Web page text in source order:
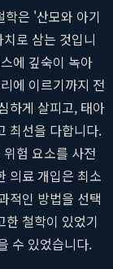
은 '산모와 아기
로 삼는 것입니
에 깊숙이 녹아
에 이르기까지 전
하게 살피고, 태아
최선을 다합니다.
험 요소를 사전
의료 개입은 최소
적인 방법을 선택
한 철학이 있었기
수 있었습니다.